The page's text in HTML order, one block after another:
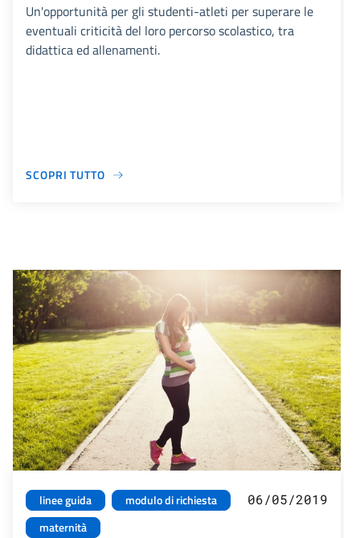
Un'opportunità per gli studenti-atleti per superare le
eventuali criticità del loro percorso scolastico, tra
didattica ed allenamenti.
SCOPRI TUTTO
linee guida
modulo di richiesta
maternità
06/05/2019